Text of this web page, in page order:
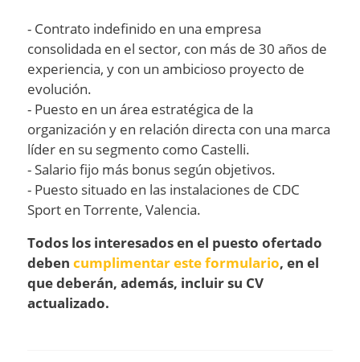
- Contrato indefinido en una empresa
consolidada en el sector, con más de 30 años de
experiencia, y con un ambicioso proyecto de
evolución.
- Puesto en un área estratégica de la
organización y en relación directa con una marca
líder en su segmento como Castelli.
- Salario fijo más bonus según objetivos.
- Puesto situado en las instalaciones de CDC
Sport en Torrente, Valencia.
Todos los interesados en el puesto ofertado
debencumplimentar este formulario, en el
que deberán, además, incluir su CV
actualizado.